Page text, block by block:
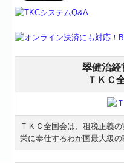
翠健治経
ＴＫＣ
ＴＫＣ全国会は、租税正義
栄に奉仕するわが国最大級の